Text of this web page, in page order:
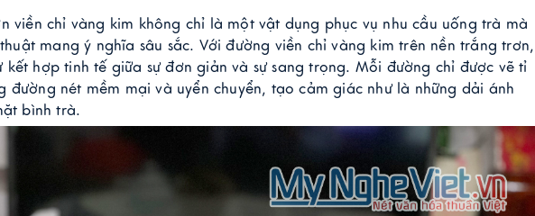
viền chỉ vàng kim không chỉ là một vật dụng phục vụ nhu cầu uống trà mà
mang ý nghĩa sâu sắc. Với đường viền chỉ vàng kim trên nền trắng trơn,
kết hợp tinh tế giữa sự đơn giản và sự sang trọng. Mỗi đường chỉ được vẽ tỉ
đường nét mềm mại và uyển chuyển, tạo cảm giác như là những dải ánh
bình trà.